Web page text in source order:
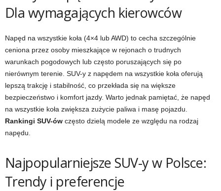
Dla wymagających kierowców
Napęd na wszystkie koła (4×4 lub AWD) to cecha szczególnie
ceniona przez osoby mieszkające w rejonach o trudnych
warunkach pogodowych lub często poruszających się po
nierównym terenie. SUV-y z napędem na wszystkie koła oferują
lepszą trakcję i stabilność, co przekłada się na większe
bezpieczeństwo i komfort jazdy. Warto jednak pamiętać, że napęd
na wszystkie koła zwiększa zużycie paliwa i masę pojazdu.
Rankingi SUV-ów często dzielą modele ze względu na rodzaj
napędu.
Najpopularniejsze SUV-y w Polsce:
Trendy i preferencje